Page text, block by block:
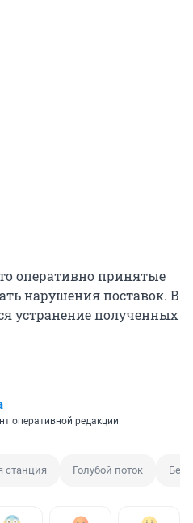
оперативно принятые
нарушения поставок. В
устранение полученных
оперативной редакции
станция Голубой поток